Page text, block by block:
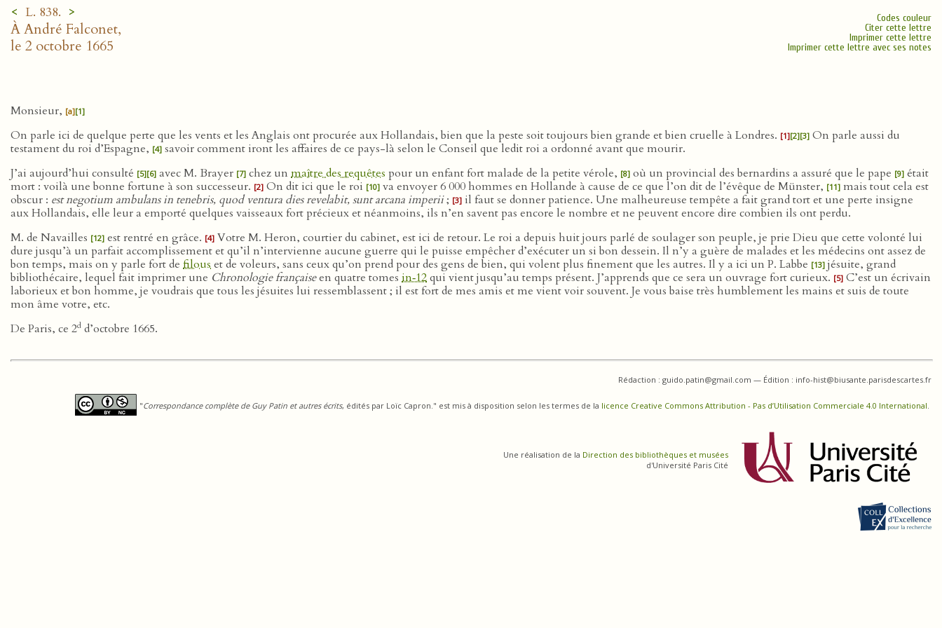
< L. 838. >
À André Falconet,
le 2 octobre 1665
Codes couleur
Citer cette lettre
Imprimer cette lettre
Imprimer cette lettre avec ses notes
Monsieur, [a][1]
On parle ici de quelque perte que les vents et les Anglais ont procurée aux Hollandais, bien que la peste soit toujours bien grande et bien cruelle à Londres. [1][2][3] On parle aussi du
testament du roi d’Espagne, [4] savoir comment iront les affaires de ce pays-là selon le Conseil que ledit roi a ordonné avant que mourir.
J’ai aujourd’hui consulté [5][6] avec M. Brayer [7] chez un maître des requêtes pour un enfant fort malade de la petite vérole, [8] où un provincial des bernardins a assuré que le pape [9] était
mort : voilà une bonne fortune à son successeur. [2] On dit ici que le roi [10] va envoyer 6 000 hommes en Hollande à cause de ce que l’on dit de l’évêque de Münster, [11] mais tout cela est
obscur : est negotium ambulans in tenebris, quod ventura dies revelabit, sunt arcana imperii; [3] il faut se donner patience. Une malheureuse tempête a fait grand tort et une perte insigne
aux Hollandais, elle leur a emporté quelques vaisseaux fort précieux et néanmoins, ils n’en savent pas encore le nombre et ne peuvent encore dire combien ils ont perdu.
M. de Navailles [12] est rentré en grâce. [4] Votre M. Heron, courtier du cabinet, est ici de retour. Le roi a depuis huit jours parlé de soulager son peuple, je prie Dieu que cette volonté lui
dure jusqu’à un parfait accomplissement et qu’il n’intervienne aucune guerre qui le puisse empêcher d’exécuter un si bon dessein. Il n’y a guère de malades et les médecins ont assez de
bon temps, mais on y parle fort de filouset de voleurs, sans ceux qu’on prend pour des gens de bien, qui volent plus finement que les autres. Il y a ici un P. Labbe [13] jésuite, grand
bibliothécaire, lequel fait imprimer une Chronologie françaiseen quatre tomes in‑12qui vient jusqu’au temps présent. J’apprends que ce sera un ouvrage fort curieux. [5] C’est un écrivain
laborieux et bon homme, je voudrais que tous les jésuites lui ressemblassent ; il est fort de mes amis et me vient voir souvent. Je vous baise très humblement les mains et suis de toute
mon âme votre, etc.
De Paris, ce 2d d’octobre 1665.
Rédaction : guido.patin@gmail.com — Édition : info-hist@biusante.parisdescartes.fr
"Correspondance complète de Guy Patin et autres écrits, édités par Loïc Capron." est mis à disposition selon les termes de la licence Creative Commons Attribution - Pas d’Utilisation Commerciale 4.0 International.
Une réalisation de la Direction des bibliothèques et musées
d'Université Paris Cité